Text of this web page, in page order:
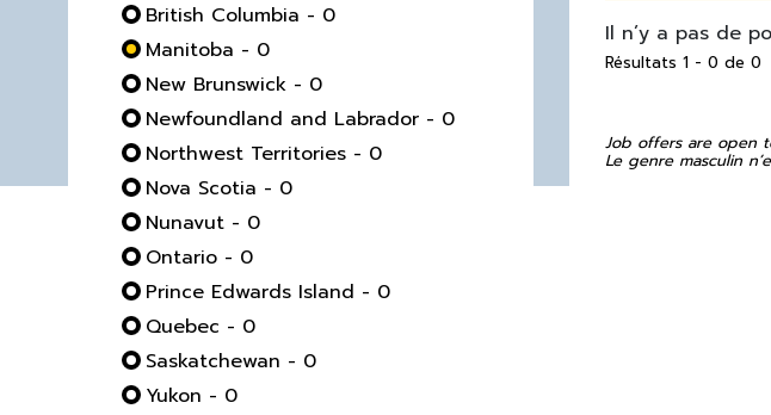
British Columbia - 0
Manitoba - 0
New Brunswick - 0
Newfoundland and Labrador - 0
Northwest Territories - 0
Nova Scotia - 0
Nunavut - 0
Ontario - 0
Prince Edwards Island - 0
Quebec - 0
Saskatchewan - 0
Yukon - 0
Il n’y a pas de
Résultats 1 - 0 de 0
Job offers are open
Le genre masculin